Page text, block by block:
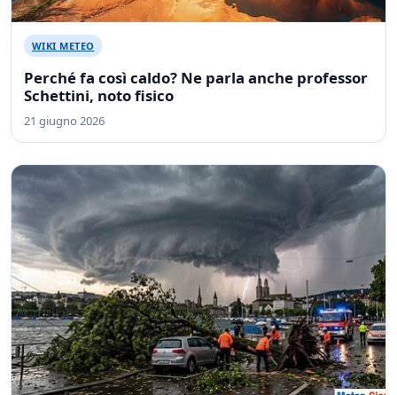
WIKI METEO
Perché fa così caldo? Ne parla anche professor
Schettini, noto fisico
21 giugno 2026